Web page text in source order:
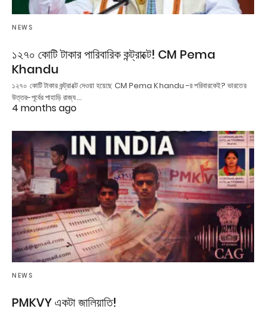
NEWS
১২৭০ কোটি টাকার পারিবারিক কন্ট্রাক্টে! CM Pema
Khandu
১২৭০ কোটি টাকার কন্ট্রাক্টে দেওয়া হয়েছে CM Pema Khandu -র পরিবারকেই? ভারতের
উত্তর-পূর্বের পাহাড়ি রাজ্য…
4 months ago
NEWS
PMKVY একটা জালিয়াতি!